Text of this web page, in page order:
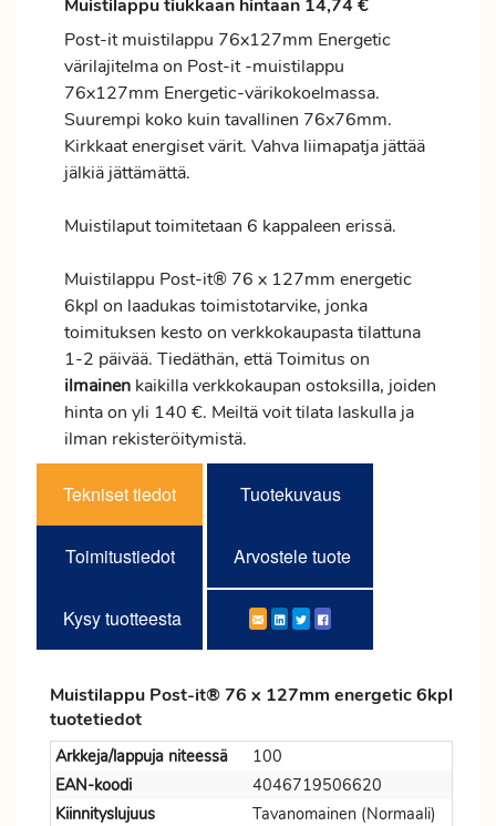
Muistilappu tiukkaan hintaan 14,74 €
Post-it muistilappu 76x127mm Energetic
värilajitelma on Post-it -muistilappu
76x127mm Energetic-värikokoelmassa.
Suurempi koko kuin tavallinen 76x76mm.
Kirkkaat energiset värit. Vahva liimapatja jättää
jälkiä jättämättä.
Muistilaput toimitetaan 6 kappaleen erissä.
Muistilappu Post-it® 76 x 127mm energetic
6kpl on laadukas toimistotarvike, jonka
toimituksen kesto on verkkokaupasta tilattuna
1-2 päivää. Tiedäthän, että Toimitus on
ilmainen kaikilla verkkokaupan ostoksilla, joiden
hinta on yli 140 €. Meiltä voit tilata laskulla ja
ilman rekisteröitymistä.
Tekniset tiedot Tuotekuvaus
Toimitustiedot Arvostele tuote
Kysy tuotteesta
Muistilappu Post-it® 76 x 127mm energetic 6kpl
tuotetiedot
Arkkeja/lappuja niteessä
100
EAN-koodi
4046719506620
Kiinnityslujuus
Tavanomainen (Normaali)